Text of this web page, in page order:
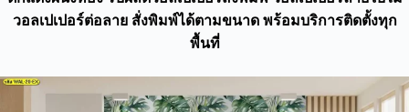
วอลเปเปอร์ต่อลาย สั่งพิมพ์ได้ตามขนาด พร้อมบริการติดตั้งทุก
พื้นที่